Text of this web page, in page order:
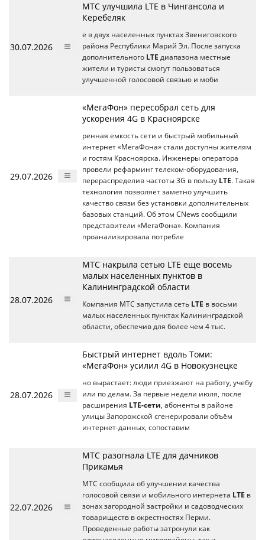
30.07.2026
МТС улучшила LTE в Чингансола и
Керебеляк
е в двух населенных пунктах Звениговского
района Республики Марий Эл. После запуска
дополнительного LTE диапазона местные
жители и туристы смогут пользоваться
улучшенной голосовой связью и моби
29.07.2026
«МегаФон» пересобрал сеть для
ускорения 4G в Красноярске
ренная емкость сети и быстрый мобильный
интернет «МегаФона» стали доступны жителям
и гостям Красноярска. Инженеры оператора
провели рефарминг телеком-оборудования,
перераспределив частоты 3G в пользу LTE. Такая
технология позволяет заметно улучшить
качество связи без установки дополнительных
базовых станций. Об этом CNews сообщили
представители «МегаФона». Компания
проанализировала потребле
28.07.2026
МТС накрыла сетью LTE еще восемь
малых населенных пунктов в
Калининградской области
Компания МТС запустила сеть LTE в восьми
малых населенных пунктах Калининградской
области, обеспечив для более чем 4 тыс.
28.07.2026
Быстрый интернет вдоль Томи:
«МегаФон» усилил 4G в Новокузнецке
но вырастает: люди приезжают на работу, учебу
или по делам. За первые недели июля, после
расширения LTE-сети , абоненты в районе
улицы Запорожской сгенерировали объём
интернет-данных, сопоставим
22.07.2026
МТС разогнала LTE для дачников
Прикамья
МТС сообщила об улучшении качества
голосовой связи и мобильного интернета LTE в
зонах загородной застройки и садоводческих
товариществ в окрестностях Перми.
Проведенные работы затронули как